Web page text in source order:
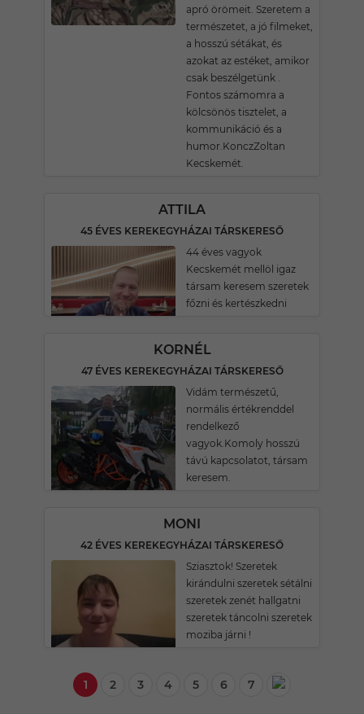
apró örömeit. Szeretem a
természetet, a jó filmeket,
a hosszú sétákat, és
azokat az estéket, amikor
csak beszélgetünk .
Fontos számomra a
kölcsönös tisztelet, a
kommunikáció és a
humor.KonczZoltan
Kecskemét.
ATTILA
45 ÉVES KEREKEGYHÁZAI TÁRSKERESŐ
44 éves vagyok
Kecskemét mellöl igaz
társam keresem szeretek
főzni és kertészkedni
KORNÉL
47 ÉVES KEREKEGYHÁZAI TÁRSKERESŐ
Vidám természetű,
normális értékrenddel
rendelkező
vagyok.Komoly hosszú
távú kapcsolatot, társam
keresem.
MONI
42 ÉVES KEREKEGYHÁZAI TÁRSKERESŐ
Sziasztok! Szeretek
kirándulni szeretek sétálni
szeretek zenét hallgatni
szeretek táncolni szeretek
moziba járni !
1 2 3 4 5 6 7